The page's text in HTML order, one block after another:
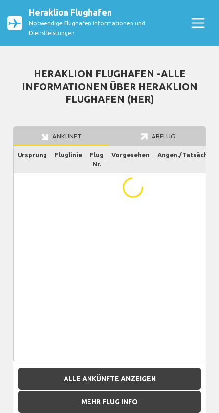
Heraklion Flughafen
Notwendige Flughafen Informationen und
Dienstleistungen
HERAKLION FLUGHAFEN -ALLE
INFORMATIONEN ÜBER HERAKLION
FLUGHAFEN (HER)
ANKUNFT ABFLUG
Ursprung Fluglinie
Flug
Nr.
Vorgesehen Angen./Tatsächlich
...
ALLE ANKÜNFTE ANZEIGEN
MEHR FLUG INFO